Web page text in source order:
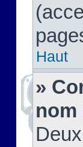
Haut
»
nom